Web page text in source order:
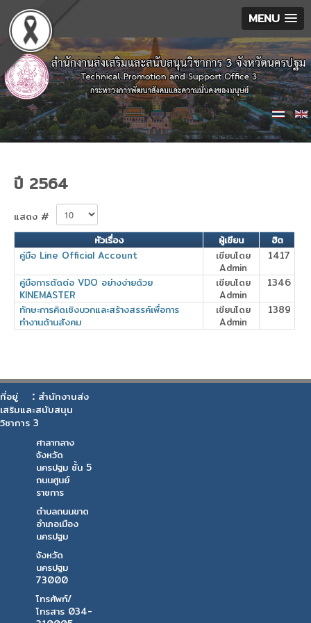
MENU
ปี 2564
แสดง #
หัวเรื่อง
ผู้เขียน
ฮิต
คู่มือ Line Official Account
เขียนโดย
Admin
1417
คู่มือการตัดต่อ VDO อย่างง่ายด้วย
KINEMASTER
เขียนโดย
Admin
1346
ทักษะการคิดเชิงบวกและสร้างสรรค์เพื่อการ
ทำงานด้านสังคม
เขียนโดย
Admin
1389
ที่อยู่ : สำนักงานส่ง
เสริมและสนับสนุน
วิชาการ 3
ศาลากลาง
จังหวัด
นครปฐม ชั้น 5
ถนนศูนย์
ราชการ
ตำบลถนนขาด
อำเภอเมือง
นครปฐม
จังหวัด
นครปฐม
73000
โทรศัพท์/
โทรสาร 034-